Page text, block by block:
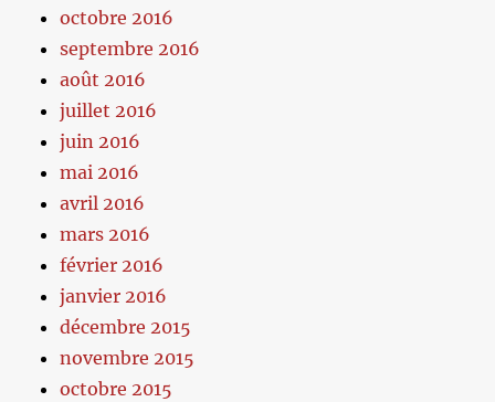
octobre 2016
septembre 2016
août 2016
juillet 2016
juin 2016
mai 2016
avril 2016
mars 2016
février 2016
janvier 2016
décembre 2015
novembre 2015
octobre 2015